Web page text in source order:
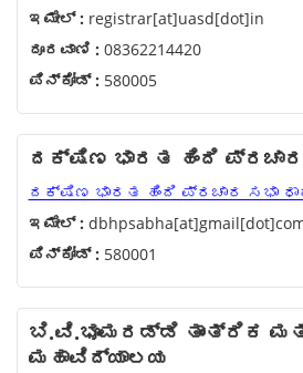
ಇಮೇಲ್ : registrar[at]uasd[dot]in
ದೂರವಾಣಿ : 08362214420
ಪಿನ್‌ಕೋಡ್ : 580005
ದಕ್ಷಿಣ ಭಾರತ ಹಿಂದಿ ಪ್ರಚಾರ
ದಕ್ಷಿಣ ಭಾರತ ಹಿಂದಿ ಪ್ರಚಾರ ಸಭಾ
ಇಮೇಲ್ :
ಪಿನ್‌ಕೋಡ್ : 580001
ಬಿ.ವಿ.ಭೂಮರಡ್ಡಿ ತಾಂತ್ರಿಕ
ಮಹಾವಿದ್ಯಾಲಯ